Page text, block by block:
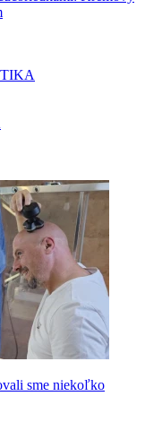
sme niekoľko